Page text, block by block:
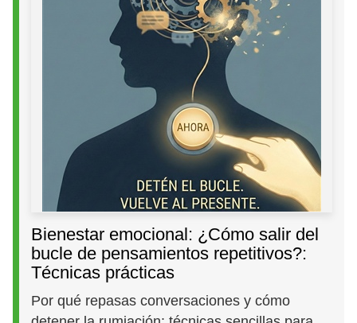
Bienestar emocional: ¿Cómo salir del
bucle de pensamientos repetitivos?:
Técnicas prácticas
Por qué repasas conversaciones y cómo